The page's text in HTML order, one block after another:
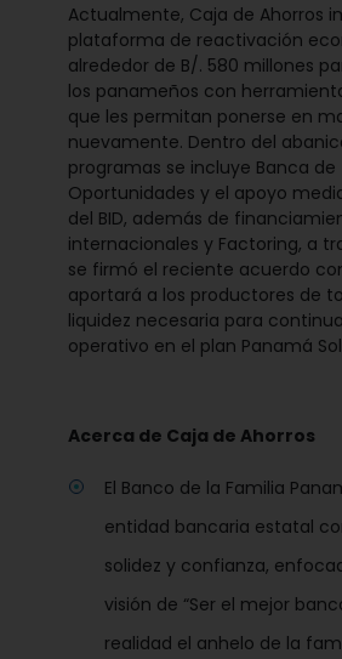
Actualmente, Caja de Ahorros
plataforma de reactivación
alrededor de B/. 580 millones
los panameños con
que les permitan ponerse en
nuevamente. Dentro del
programas se incluye Banca de
Oportunidades y el apoyo
del BID, además de
internacionales y Factoring, a
se firmó el reciente acuerdo
aportará a los productores de
liquidez necesaria para
operativo en el plan Panamá
Acerca de Caja de Ahorros
El Banco de la Familia
entidad bancaria estatal
solidez y confianza,
visión de “Ser el mejor
realidad el anhelo de la